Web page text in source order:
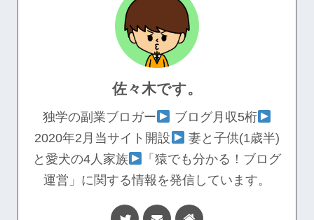
佐々木です。
独学の副業ブロガー
ブログ月収5桁
2020年2月当サイト開設
妻と子供(1歳半)
と愛犬の4人家族
「猿でも分かる！ブログ
運営」に関する情報を発信しています。